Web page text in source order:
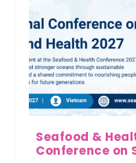
Seafood &
Conference on